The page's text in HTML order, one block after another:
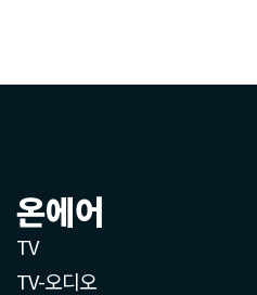
온에어
TV
TV-오디오